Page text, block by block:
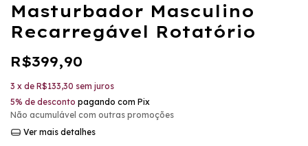
Masturbador Masculino
Recarregável Rotatório
R$399,90
3 x de R$133,30 sem juros
5% de desconto pagando com Pix
Não acumulável com outras promoções
Ver mais detalhes